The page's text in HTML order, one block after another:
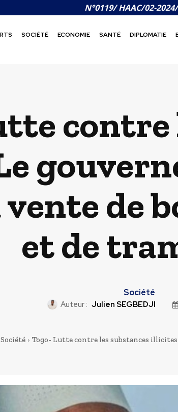
N°0119/ HAAC/02-
SOCIÉTÉ ECONOMIE SANTÉ DIPLOMATIE
contre
de
et de
Société
Auteur : Julien SEGBEDJI
Société Togo- Lutte contre les substances